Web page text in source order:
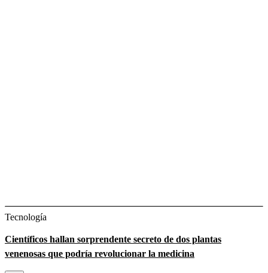
Tecnología
Científicos hallan sorprendente secreto de dos plantas
venenosas que podría revolucionar la medicina